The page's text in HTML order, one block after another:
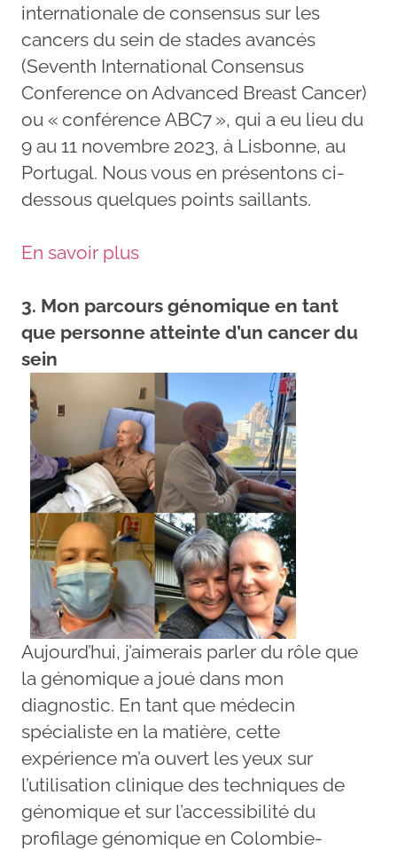
internationale de consensus sur les
cancers du sein de stades avancés
(Seventh International Consensus
Conference on Advanced Breast Cancer)
ou « conférence ABC7 », qui a eu lieu du
9 au 11 novembre 2023, à Lisbonne, au
Portugal. Nous vous en présentons ci-
dessous quelques points saillants.
En savoir plus
3. Mon parcours génomique en tant
que personne atteinte d’un cancer du
sein
Aujourd’hui, j’aimerais parler du rôle que
la génomique a joué dans mon
diagnostic. En tant que médecin
spécialiste en la matière, cette
expérience m’a ouvert les yeux sur
l’utilisation clinique des techniques de
génomique et sur l’accessibilité du
profilage génomique en Colombie-